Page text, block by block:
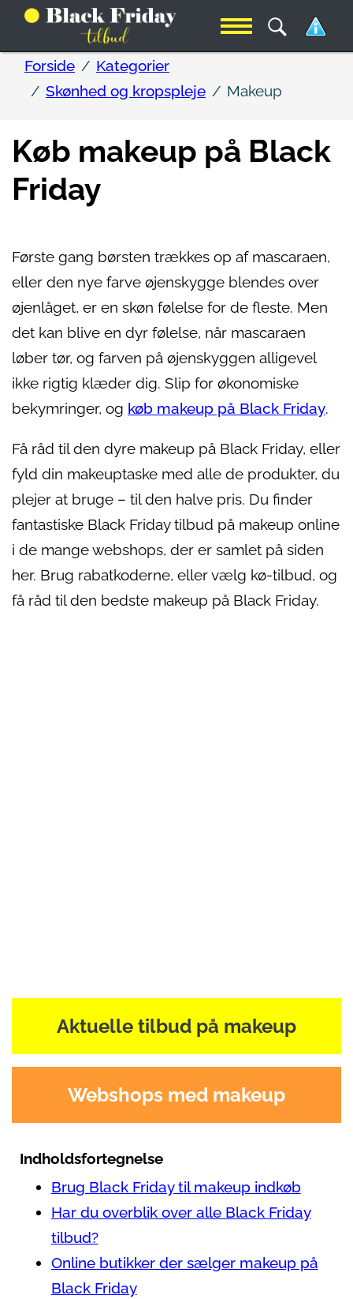
Forside
Kategorier
Skønhed og kropspleje
Makeup
Køb makeup på Black
Friday
Første gang børsten trækkes op af mascaraen,
eller den nye farve øjenskygge blendes over
øjenlåget, er en skøn følelse for de fleste. Men
det kan blive en dyr følelse, når mascaraen
løber tør, og farven på øjenskyggen alligevel
ikke rigtig klæder dig. Slip for økonomiske
bekymringer, og køb makeup på Black Friday.
Få råd til den dyre makeup på Black Friday, eller
fyld din makeuptaske med alle de produkter, du
plejer at bruge – til den halve pris. Du finder
fantastiske Black Friday tilbud på makeup online
i de mange webshops, der er samlet på siden
her. Brug rabatkoderne, eller vælg kø-tilbud, og
få råd til den bedste makeup på Black Friday.
Aktuelle tilbud på makeup
Webshops med makeup
Indholdsfortegnelse
Brug Black Friday til makeup indkøb
Har du overblik over alle Black Friday
tilbud?
Online butikker der sælger makeup på
Black Friday